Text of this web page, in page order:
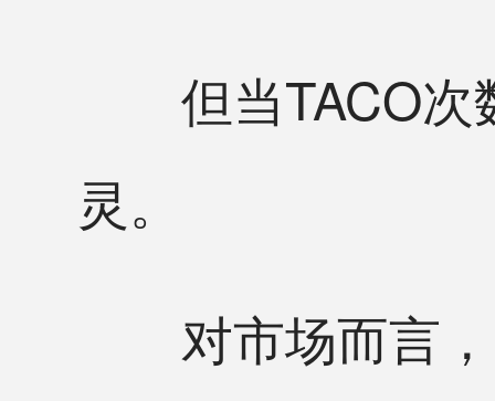
但当TACO次
灵。
对市场而言，